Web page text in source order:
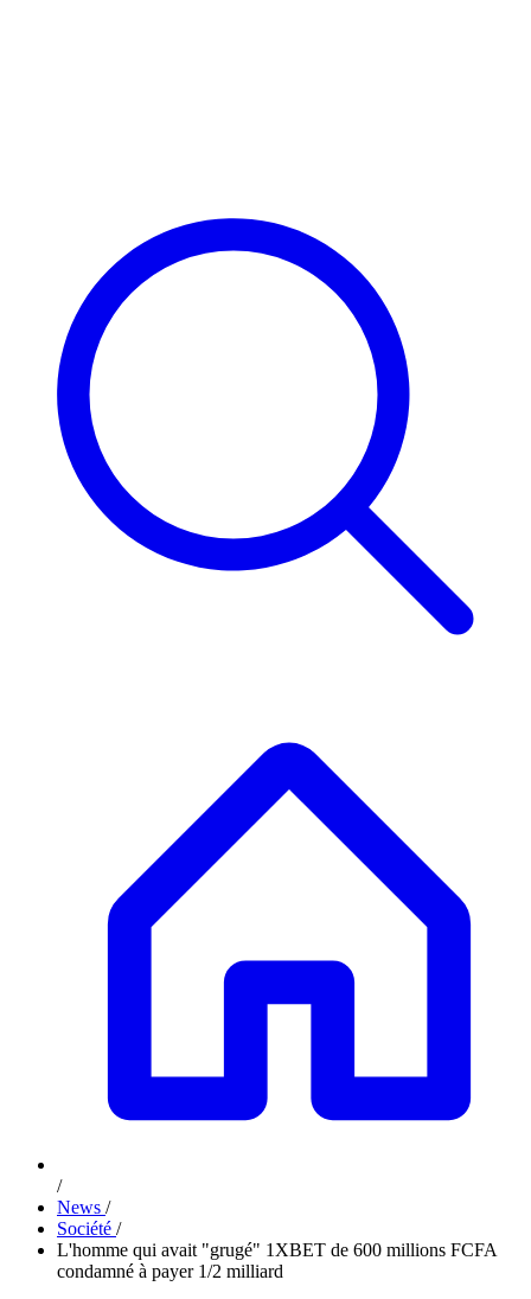
/
News /
Société /
L'homme qui avait "grugé" 1XBET de 600 millions FCFA
condamné à payer 1/2 milliard